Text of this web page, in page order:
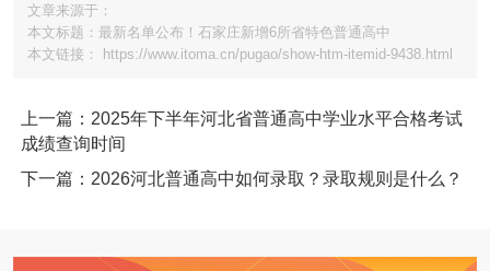
文章来源于：
本文标题：最新名单公布！石家庄新增6所省特色普通高中
本文链接： https://www.itoma.cn/pugao/show-htm-itemid-9438.html
上一篇：2025年下半年河北省普通高中学业水平合格考试
成绩查询时间
下一篇：2026河北普通高中如何录取？录取规则是什么？